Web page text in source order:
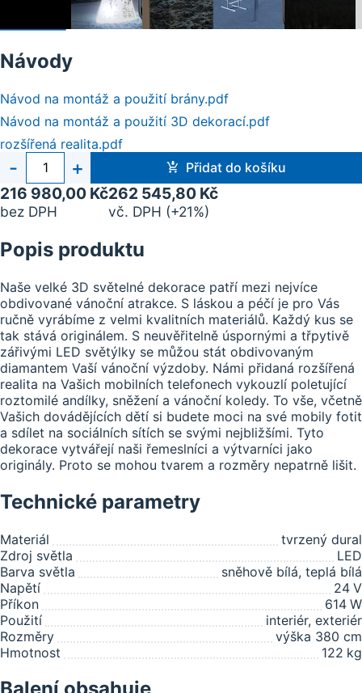
Návody
Návod na montáž a použití brány.pdf
Návod na montáž a použití 3D dekorací.pdf
rozšířená realita.pdf
Počet
kusů
- + Přidat do košíku
216 980,00 Kč
bez DPH
262 545,80 Kč
vč. DPH (+21%)
Popis produktu
Naše velké 3D světelné dekorace patří mezi nejvíce
obdivované vánoční atrakce. S láskou a péčí je pro Vás
ručně vyrábíme z velmi kvalitních materiálů. Každý kus se
tak stává originálem. S neuvěřitelně úspornými a třpytivě
zářivými LED světýlky se můžou stát obdivovaným
diamantem Vaší vánoční výzdoby. Námi přidaná rozšířená
realita na Vašich mobilních telefonech vykouzlí poletující
roztomilé andílky, sněžení a vánoční koledy. To vše, včetně
Vašich dovádějících dětí si budete moci na své mobily fotit
a sdílet na sociálních sítích se svými nejbližšími. Tyto
dekorace vytvářejí naši řemeslníci a výtvarníci jako
originály. Proto se mohou tvarem a rozměry nepatrně lišit.
Technické parametry
Materiál
tvrzený dural
Zdroj světla
LED
Barva světla
sněhově bílá, teplá bílá
Napětí
24 V
Příkon
614 W
Použití
interiér, exteriér
Rozměry
výška 380 cm
Hmotnost
122 kg